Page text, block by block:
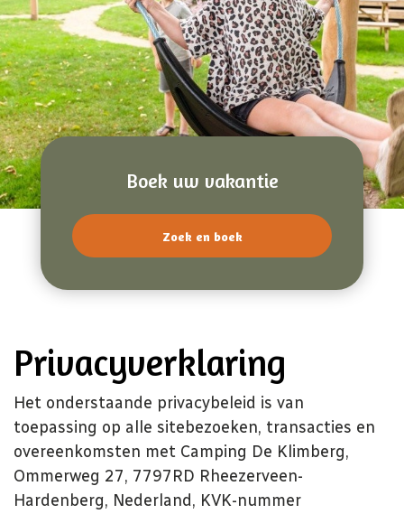
Boek uw vakantie
Zoek en boek
Privacyverklaring
Het onderstaande privacybeleid is van
toepassing op alle sitebezoeken, transacties en
overeenkomsten met Camping De Klimberg,
Ommerweg 27, 7797RD Rheezerveen-
Hardenberg, Nederland, KVK-nummer